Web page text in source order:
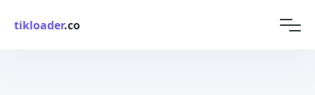
tikloader.co